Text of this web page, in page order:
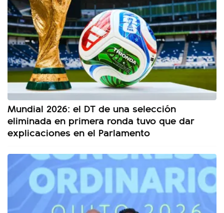
Mundial 2026: el DT de una selección
eliminada en primera ronda tuvo que dar
explicaciones en el Parlamento